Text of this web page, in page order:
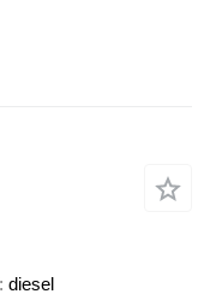
diesel